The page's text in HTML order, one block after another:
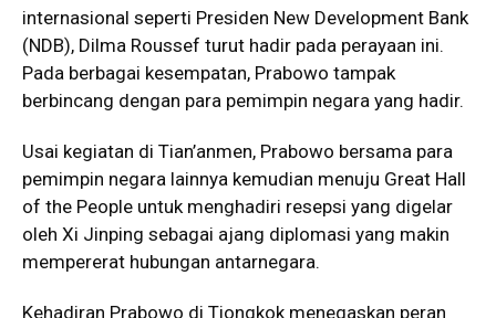
internasional seperti Presiden New Development Bank
(NDB), Dilma Roussef turut hadir pada perayaan ini.
Pada berbagai kesempatan, Prabowo tampak
berbincang dengan para pemimpin negara yang hadir.
Usai kegiatan di Tian’anmen, Prabowo bersama para
pemimpin negara lainnya kemudian menuju Great Hall
of the People untuk menghadiri resepsi yang digelar
oleh Xi Jinping sebagai ajang diplomasi yang makin
mempererat hubungan antarnegara.
Kehadiran Prabowo di Tiongkok menegaskan peran